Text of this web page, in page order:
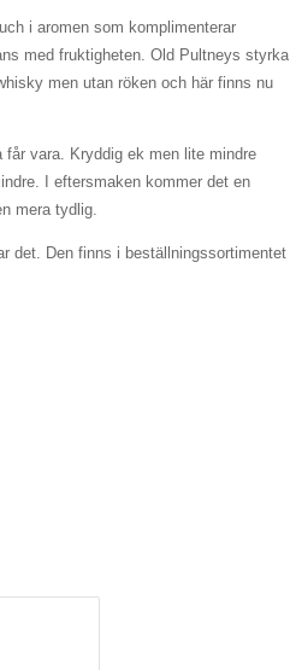
i aromen som komplimenterar
med fruktigheten. Old Pultneys styrka
men utan röken och här finns nu
vara. Kryddig ek men lite mindre
I eftersmaken kommer det en
mera tydlig.
det. Den finns i beställningssortimentet